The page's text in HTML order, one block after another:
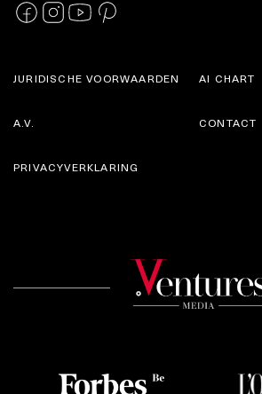
JURIDISCHE VOORWAARDEN
A.V.
AI CHART
CONTACT
PRIVACYVERKLARING